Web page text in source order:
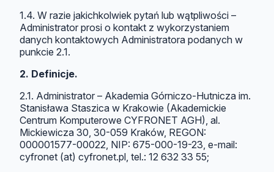
1.4. W razie jakichkolwiek pytań lub wątpliwości –
Administrator prosi o kontakt z wykorzystaniem
danych kontaktowych Administratora podanych w
punkcie 2.1.
2. Definicje.
2.1. Administrator – Akademia Górniczo-Hutnicza im.
Stanisława Staszica w Krakowie (Akademickie
Centrum Komputerowe CYFRONET AGH), al.
Mickiewicza 30, 30-059 Kraków, REGON:
000001577-00022, NIP: 675-000-19-23, e-mail:
cyfronet (at) cyfronet.pl, tel.: 12 632 33 55;